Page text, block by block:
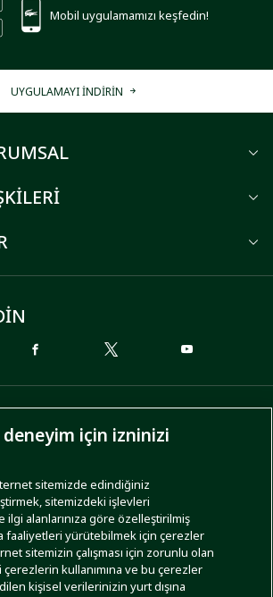
Mobil uygulamamızı keşfedin!
UYGULAMAYI İNDİRİN
için izninizi
sitemizde edindiğiniz
sitemizdeki işlevleri
ilgi alanlarınıza göre özelleştirilmiş
faaliyetleri yürütebilmek için çerezler
sitemizin çalışması için zorunlu olan
çerezlerin kullanımına ve bu çerezler
kişisel verilerinizin yurt dışına